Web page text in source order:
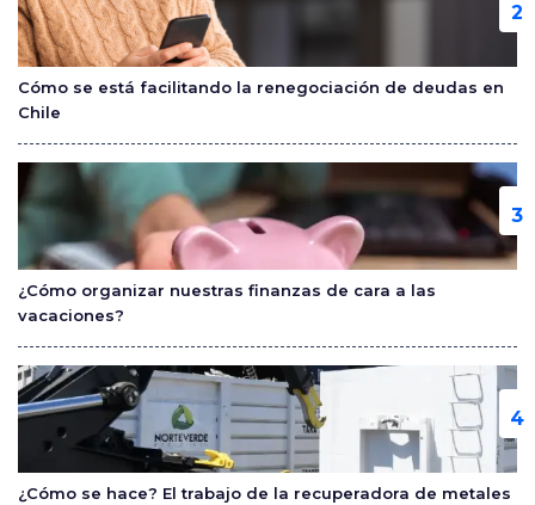
Cómo se está facilitando la renegociación de deudas en
Chile
¿Cómo organizar nuestras finanzas de cara a las
vacaciones?
¿Cómo se hace? El trabajo de la recuperadora de metales